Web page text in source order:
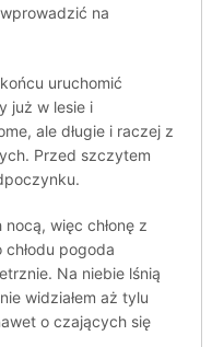
na
uruchomić
już w lesie i
ale długie i raczej z
Przed szczytem
więc chłonę z
pogoda
Na niebie lśnią
widziałem aż tylu
o czających się